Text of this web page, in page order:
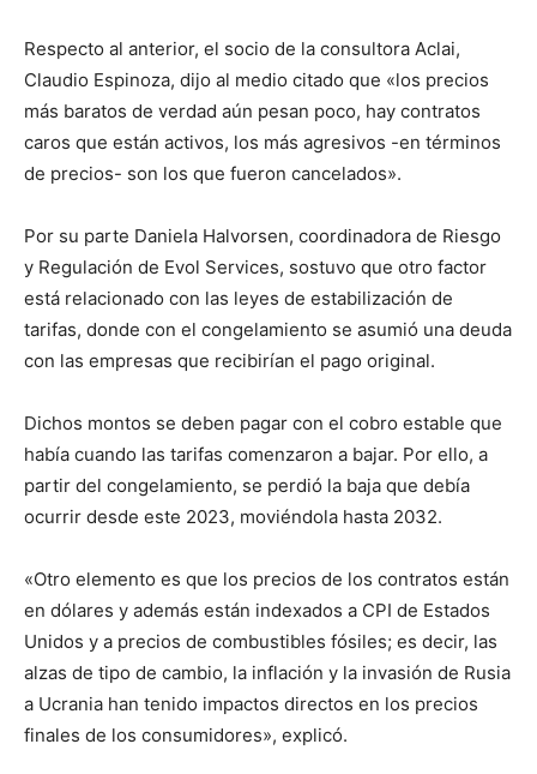
Respecto al anterior, el socio de la consultora Aclai,
Claudio Espinoza, dijo al medio citado que «los precios
más baratos de verdad aún pesan poco, hay contratos
caros que están activos, los más agresivos -en términos
de precios- son los que fueron cancelados».
Por su parte Daniela Halvorsen, coordinadora de Riesgo
y Regulación de Evol Services, sostuvo que otro factor
está relacionado con las leyes de estabilización de
tarifas, donde con el congelamiento se asumió una deuda
con las empresas que recibirían el pago original.
Dichos montos se deben pagar con el cobro estable que
había cuando las tarifas comenzaron a bajar. Por ello, a
partir del congelamiento, se perdió la baja que debía
ocurrir desde este 2023, moviéndola hasta 2032.
«Otro elemento es que los precios de los contratos están
en dólares y además están indexados a CPI de Estados
Unidos y a precios de combustibles fósiles; es decir, las
alzas de tipo de cambio, la inflación y la invasión de Rusia
a Ucrania han tenido impactos directos en los precios
finales de los consumidores», explicó.